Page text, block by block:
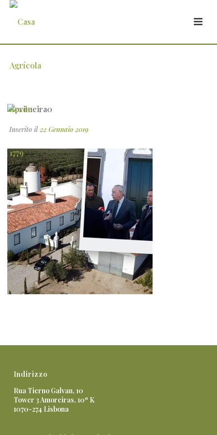
primeira0
Inserito il22 Gennaio 2019
Indirizzo
Rua Tierno Galvan, 10
Tower 3 Amoreiras, 10º K
1070-274 Lisbona